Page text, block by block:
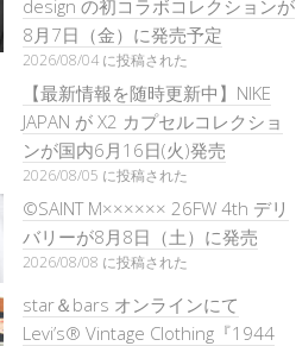
design の初コラボコレクションが
8月7日（金）に発売予定
2026/08/04 に投稿された
【最新情報を随時更新中】NIKE
JAPAN が X2 カプセルコレクショ
ンが国内6月16日(火)発売
2026/08/05 に投稿された
©SAINT M×××××× 26FW 4th デリ
バリーが8月8日（土）に発売
2026/08/08 に投稿された
star＆bars オンラインにて
Levi’s® Vintage Clothing『1944